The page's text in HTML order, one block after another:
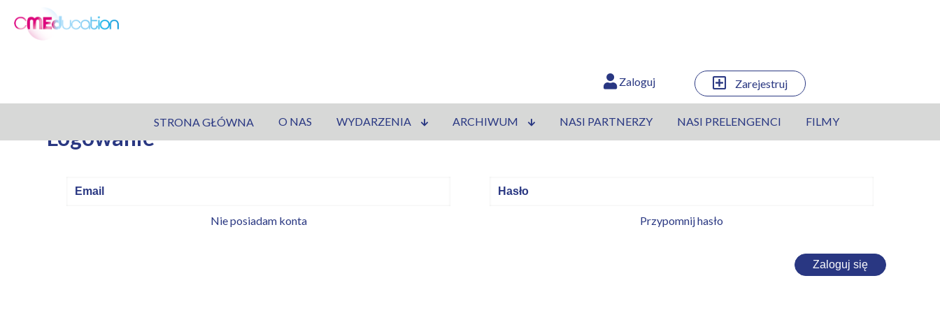
Zaloguj Zarejestruj
STRONA GŁÓWNA O NAS WYDARZENIA ARCHIWUM NASI PARTNERZY NASI PRELENGENCI FILMY
Logowanie
Nie posiadam konta Przypomnij hasło
Zaloguj się